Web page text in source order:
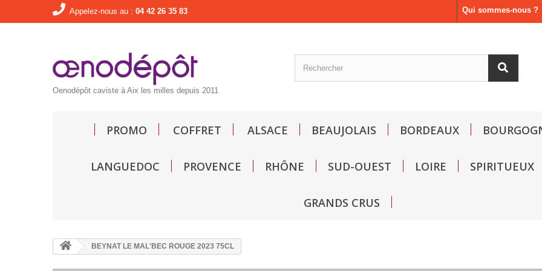
Qui sommes-nous ?
Appelez-nous au : 04 42 26 35 83
Oenodépôt caviste à Aix les milles depuis 2011
PROMO COFFRET ALSACE BEAUJOLAIS BORDEAUX
LANGUEDOC PROVENCE RHÔNE SUD-OUEST LOIRE SPIRITUEUX
GRANDS CRUS
BEYNAT LE MAL'BEC ROUGE 2023 75CL